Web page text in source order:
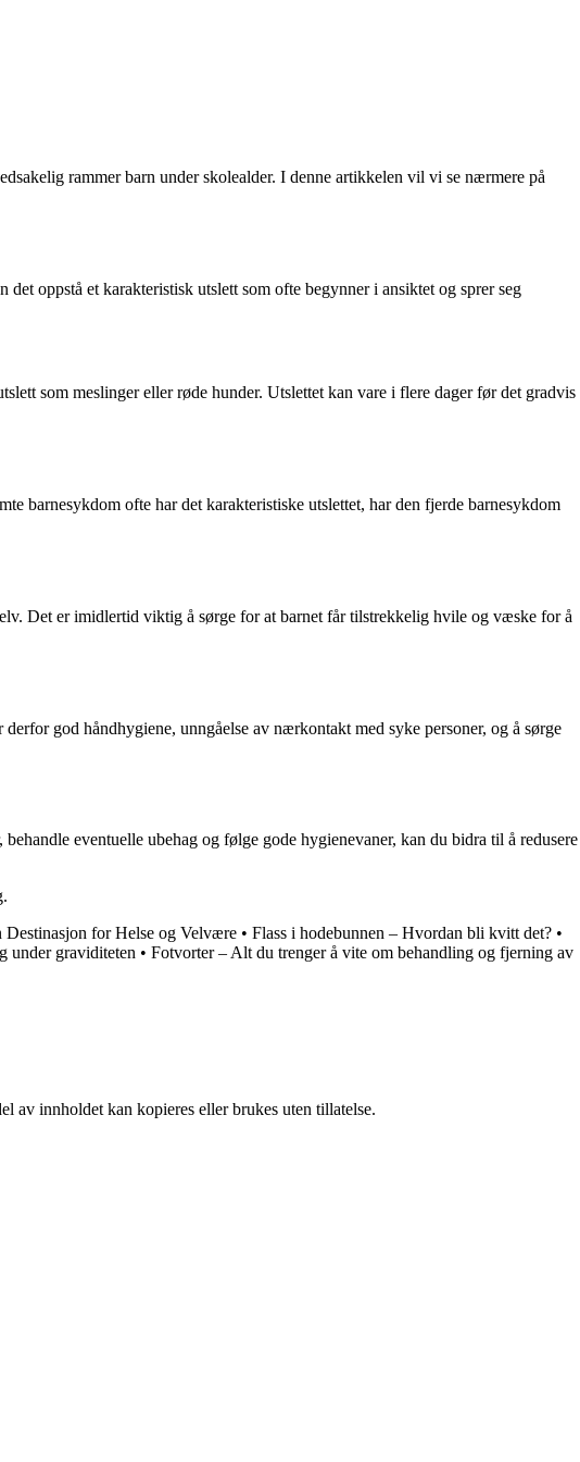
rammer barn under skolealder. I denne artikkelen vil vi se nærmere på
oppstå et karakteristisk utslett som ofte begynner i ansiktet og sprer seg
som meslinger eller røde hunder. Utslettet kan vare i flere dager før det gradvis
barnesykdom ofte har det karakteristiske utslettet, har den fjerde barnesykdom
Det er imidlertid viktig å sørge for at barnet får tilstrekkelig hvile og væske for å
god håndhygiene, unngåelse av nærkontakt med syke personer, og å sørge
eventuelle ubehag og følge gode hygienevaner, kan du bidra til å redusere
for Helse og Velvære • Flass i hodebunnen – Hvordan bli kvitt det? •
under graviditeten • Fotvorter – Alt du trenger å vite om behandling og fjerning av
av innholdet kan kopieres eller brukes uten tillatelse.